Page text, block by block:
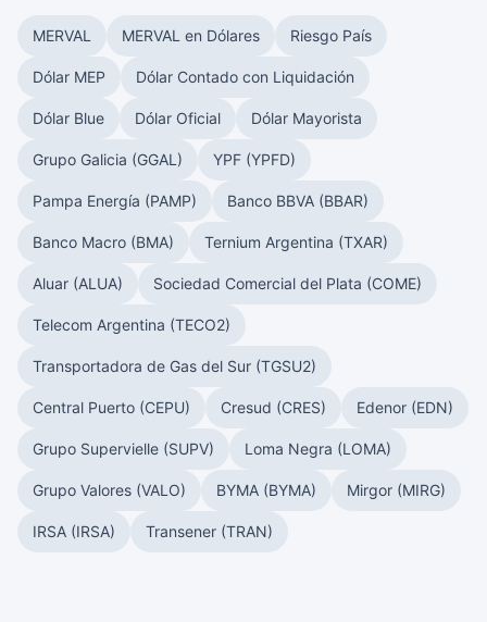
MERVAL MERVAL en Dólares Riesgo País
Dólar MEP Dólar Contado con Liquidación
Dólar Blue Dólar Oficial Dólar Mayorista
Grupo Galicia (GGAL) YPF (YPFD)
Pampa Energía (PAMP) Banco BBVA (BBAR)
Banco Macro (BMA) Ternium Argentina (TXAR)
Aluar (ALUA) Sociedad Comercial del Plata (COME)
Telecom Argentina (TECO2)
Transportadora de Gas del Sur (TGSU2)
Central Puerto (CEPU) Cresud (CRES) Edenor (EDN)
Grupo Supervielle (SUPV) Loma Negra (LOMA)
Grupo Valores (VALO) BYMA (BYMA) Mirgor (MIRG)
IRSA (IRSA) Transener (TRAN)